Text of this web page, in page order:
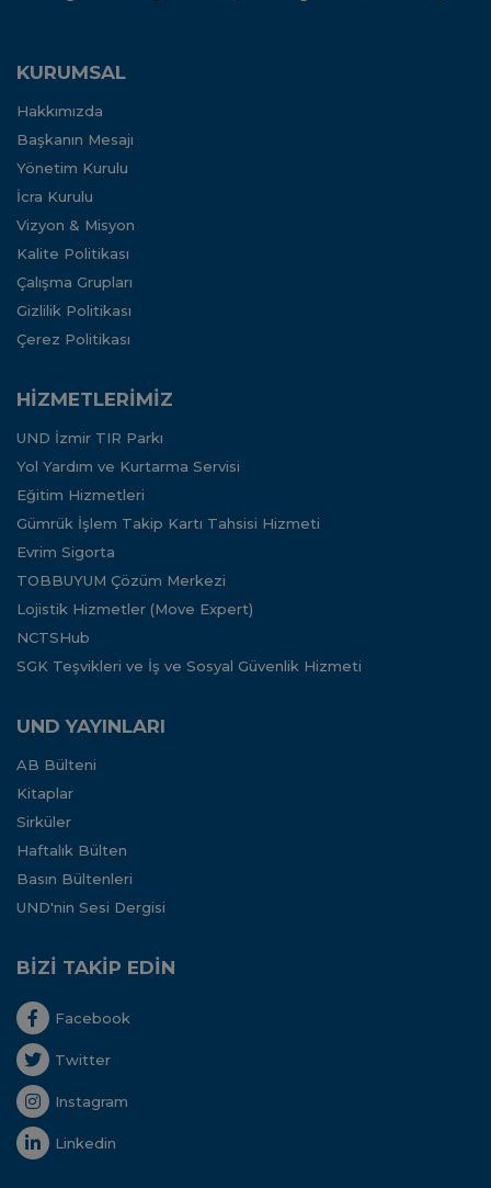
KURUMSAL
Hakkımızda
Başkanın Mesajı
Yönetim Kurulu
İcra Kurulu
Vizyon & Misyon
Kalite Politikası
Çalışma Grupları
Gizlilik Politikası
Çerez Politikası
HİZMETLERİMİZ
UND İzmir TIR Parkı
Yol Yardım ve Kurtarma Servisi
Eğitim Hizmetleri
Gümrük İşlem Takip Kartı Tahsisi Hizmeti
Evrim Sigorta
TOBBUYUM Çözüm Merkezi
Lojistik Hizmetler (Move Expert)
NCTSHub
SGK Teşvikleri ve İş ve Sosyal Güvenlik Hizmeti
UND YAYINLARI
AB Bülteni
Kitaplar
Sirküler
Haftalık Bülten
Basın Bültenleri
UND'nin Sesi Dergisi
BİZİ TAKİP EDİN
Facebook
Twitter
Instagram
Linkedin